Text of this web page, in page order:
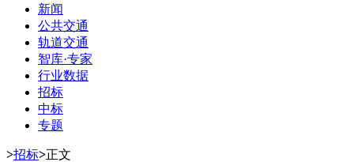
新闻
公共交通
轨道交通
智库·专家
行业数据
招标
中标
专题
>招标>正文